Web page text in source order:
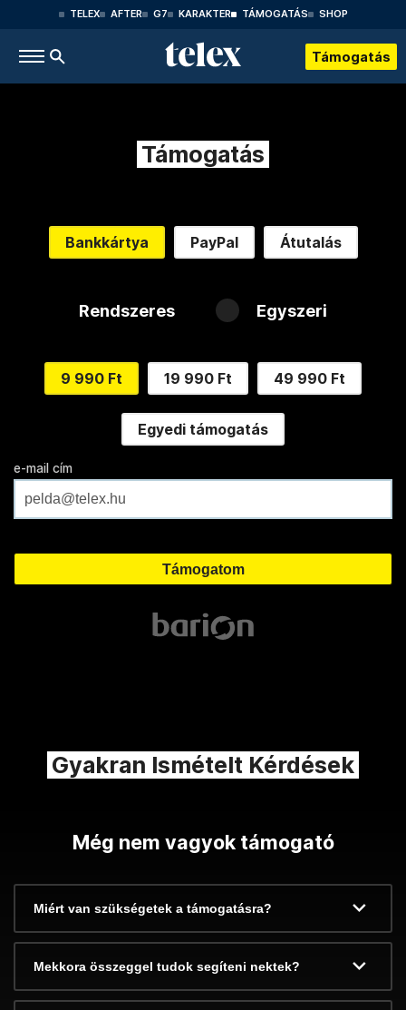
TELEX AFTER G7 KARAKTER TÁMOGATÁS SHOP
Támogatás
Támogatás
Bankkártya PayPal Átutalás
Rendszeres Egyszeri
9 990 Ft 19 990 Ft 49 990 Ft
Egyedi támogatás
e-mail cím
Gyakran Ismételt Kérdések
Még nem vagyok támogató
Miért van szükségetek a támogatásra?
Mekkora összeggel tudok segíteni nektek?